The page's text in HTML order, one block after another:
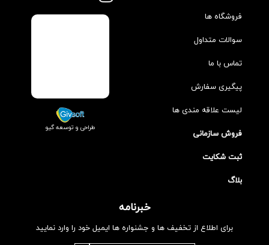
فروشگاه ها
سوالات متداول
تماس با ما
پیگیری سفارش
لیست علاقه مندی ها
فروش سازمانی
ثبت شکایت
بلاگ
طراحی و توسعه گیو
خبرنامه
برای اطلاع از تخفیف ها و جشنواره ها ایمیل خود را وارد نمایید